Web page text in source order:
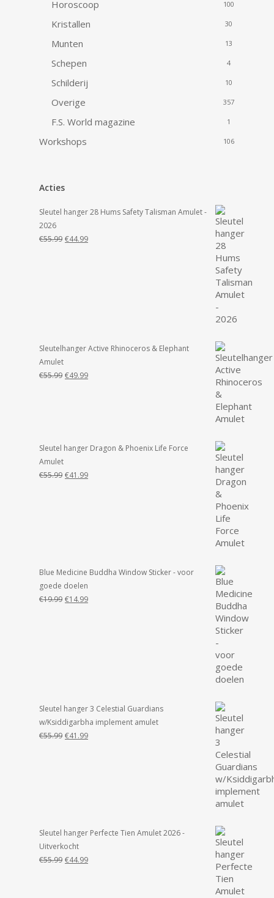
Horoscoop 100
Kristallen 30
Munten 13
Schepen 4
Schilderij 10
Overige 357
F.S. World magazine 1
Workshops 106
Acties
Sleutel hanger 28 Hums Safety Talisman Amulet -
2026
€55.99 Oorspronkelijke
€44.99Huidige
Sleutelhanger Active Rhinoceros & Elephant
Amulet
€55.99 Oorspronkelijke
€49.99Huidige
Sleutel hanger Dragon & Phoenix Life Force
Amulet
€55.99 Oorspronkelijke
€41.99Huidige
Blue Medicine Buddha Window Sticker - voor
goede doelen
€19.99 Oorspronkelijke
€14.99Huidige
Sleutel hanger 3 Celestial Guardians
w/Ksiddigarbha implement amulet
€55.99 Oorspronkelijke
€41.99Huidige
Sleutel hanger Perfecte Tien Amulet 2026 -
Uitverkocht
€55.99 Oorspronkelijke
€44.99Huidige